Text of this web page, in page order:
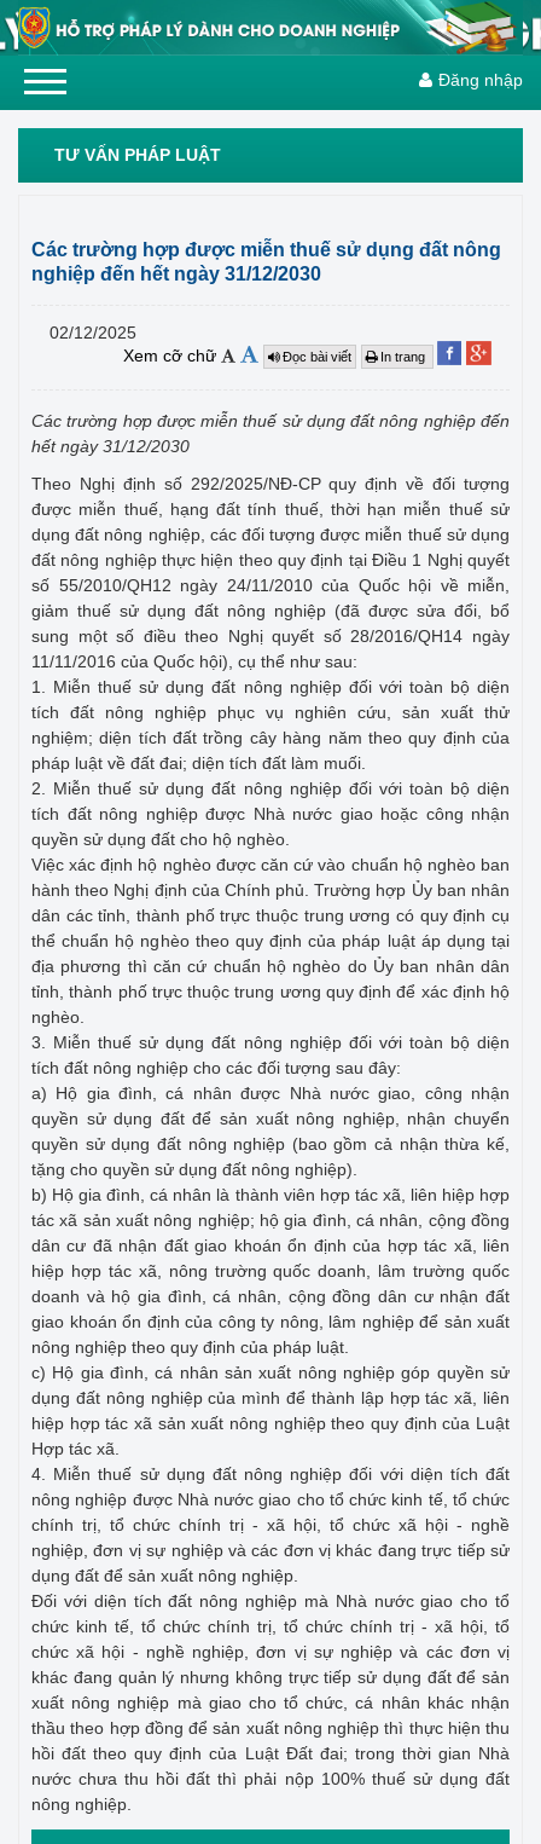
Đăng nhập
TƯ VẤN PHÁP LUẬT
Các trường hợp được miễn thuế sử dụng đất nông
nghiệp đến hết ngày 31/12/2030
02/12/2025
Xem cỡ chữ
Đọc bài viết In trang
Các trường hợp được miễn thuế sử dụng đất nông nghiệp đến
hết ngày 31/12/2030
Theo Nghị định số 292/2025/NĐ-CP quy định về đối tượng
được miễn thuế, hạng đất tính thuế, thời hạn miễn thuế sử
dụng đất nông nghiệp, các đối tượng được miễn thuế sử dụng
đất nông nghiệp thực hiện theo quy định tại Điều 1 Nghị quyết
số 55/2010/QH12 ngày 24/11/2010 của Quốc hội về miễn,
giảm thuế sử dụng đất nông nghiệp (đã được sửa đổi, bổ
sung một số điều theo Nghị quyết số 28/2016/QH14 ngày
11/11/2016 của Quốc hội), cụ thể như sau:
1. Miễn thuế sử dụng đất nông nghiệp đối với toàn bộ diện
tích đất nông nghiệp phục vụ nghiên cứu, sản xuất thử
nghiệm; diện tích đất trồng cây hàng năm theo quy định của
pháp luật về đất đai; diện tích đất làm muối.
2. Miễn thuế sử dụng đất nông nghiệp đối với toàn bộ diện
tích đất nông nghiệp được Nhà nước giao hoặc công nhận
quyền sử dụng đất cho hộ nghèo.
Việc xác định hộ nghèo được căn cứ vào chuẩn hộ nghèo ban
hành theo Nghị định của Chính phủ. Trường hợp Ủy ban nhân
dân các tỉnh, thành phố trực thuộc trung ương có quy định cụ
thể chuẩn hộ nghèo theo quy định của pháp luật áp dụng tại
địa phương thì căn cứ chuẩn hộ nghèo do Ủy ban nhân dân
tỉnh, thành phố trực thuộc trung ương quy định để xác định hộ
nghèo.
3. Miễn thuế sử dụng đất nông nghiệp đối với toàn bộ diện
tích đất nông nghiệp cho các đối tượng sau đây:
a) Hộ gia đình, cá nhân được Nhà nước giao, công nhận
quyền sử dụng đất để sản xuất nông nghiệp, nhận chuyển
quyền sử dụng đất nông nghiệp (bao gồm cả nhận thừa kế,
tặng cho quyền sử dụng đất nông nghiệp).
b) Hộ gia đình, cá nhân là thành viên hợp tác xã, liên hiệp hợp
tác xã sản xuất nông nghiệp; hộ gia đình, cá nhân, cộng đồng
dân cư đã nhận đất giao khoán ổn định của hợp tác xã, liên
hiệp hợp tác xã, nông trường quốc doanh, lâm trường quốc
doanh và hộ gia đình, cá nhân, cộng đồng dân cư nhận đất
giao khoán ổn định của công ty nông, lâm nghiệp để sản xuất
nông nghiệp theo quy định của pháp luật.
c) Hộ gia đình, cá nhân sản xuất nông nghiệp góp quyền sử
dụng đất nông nghiệp của mình để thành lập hợp tác xã, liên
hiệp hợp tác xã sản xuất nông nghiệp theo quy định của Luật
Hợp tác xã.
4. Miễn thuế sử dụng đất nông nghiệp đối với diện tích đất
nông nghiệp được Nhà nước giao cho tổ chức kinh tế, tổ chức
chính trị, tổ chức chính trị - xã hội, tổ chức xã hội - nghề
nghiệp, đơn vị sự nghiệp và các đơn vị khác đang trực tiếp sử
dụng đất để sản xuất nông nghiệp.
Đối với diện tích đất nông nghiệp mà Nhà nước giao cho tổ
chức kinh tế, tổ chức chính trị, tổ chức chính trị - xã hội, tổ
chức xã hội - nghề nghiệp, đơn vị sự nghiệp và các đơn vị
khác đang quản lý nhưng không trực tiếp sử dụng đất để sản
xuất nông nghiệp mà giao cho tổ chức, cá nhân khác nhận
thầu theo hợp đồng để sản xuất nông nghiệp thì thực hiện thu
hồi đất theo quy định của Luật Đất đai; trong thời gian Nhà
nước chưa thu hồi đất thì phải nộp 100% thuế sử dụng đất
nông nghiệp.